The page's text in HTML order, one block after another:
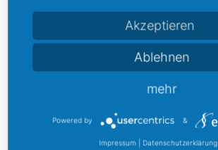
nicht barrierefrei)
Deutschland
+49 (0) 176 214 254 22
Akzeptieren
Ablehnen
mehr
Powered by &
Impressum Datenschutzerklärung